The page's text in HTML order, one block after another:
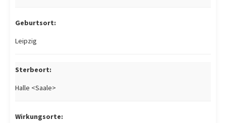
Geburtsort:
Leipzig
Sterbeort:
Halle <Saale>
Wirkungsorte: